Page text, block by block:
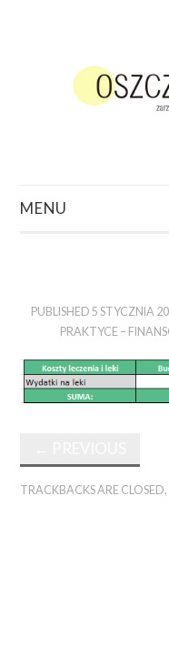
MENU
PODCAST
PUBLISHED 5 STYCZNIA
PRAKTYCE –
TRACKBACKS ARE